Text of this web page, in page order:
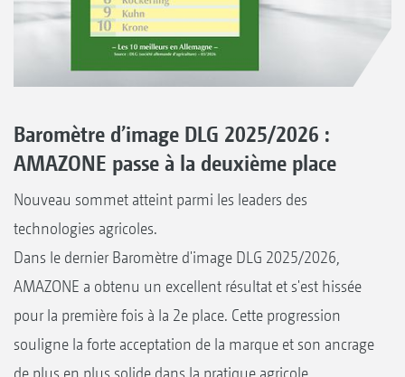
Baromètre d’image DLG 2025/2026 :
AMAZONE passe à la deuxième place
Nouveau sommet atteint parmi les leaders des
technologies agricoles.
Dans le dernier Baromètre d'image DLG 2025/2026,
AMAZONE a obtenu un excellent résultat et s'est hissée
pour la première fois à la 2e place. Cette progression
souligne la forte acceptation de la marque et son ancrage
de plus en plus solide dans la pratique agricole.